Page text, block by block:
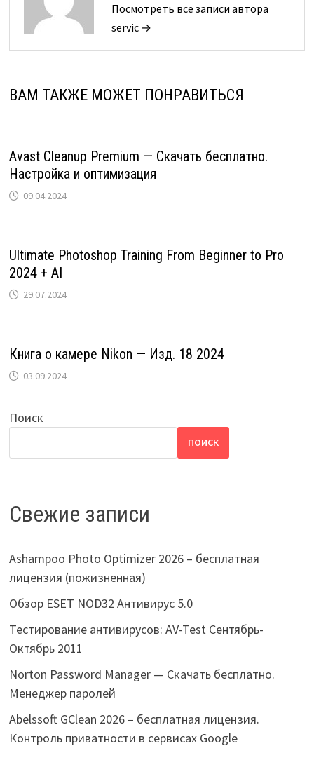
Посмотреть все записи автора
servic →
ВАМ ТАКЖЕ МОЖЕТ ПОНРАВИТЬСЯ
Avast Cleanup Premium — Скачать бесплатно.
Настройка и оптимизация
09.04.2024
Ultimate Photoshop Training From Beginner to Pro
2024 + AI
29.07.2024
Книга о камере Nikon — Изд. 18 2024
03.09.2024
Поиск
ПОИСК
Свежие записи
Ashampoo Photo Optimizer 2026 – бесплатная
лицензия (пожизненная)
Обзор ESET NOD32 Антивирус 5.0
Тестирование антивирусов: AV-Test Сентябрь-
Октябрь 2011
Norton Password Manager — Скачать бесплатно.
Менеджер паролей
Abelssoft GClean 2026 – бесплатная лицензия.
Контроль приватности в сервисах Google